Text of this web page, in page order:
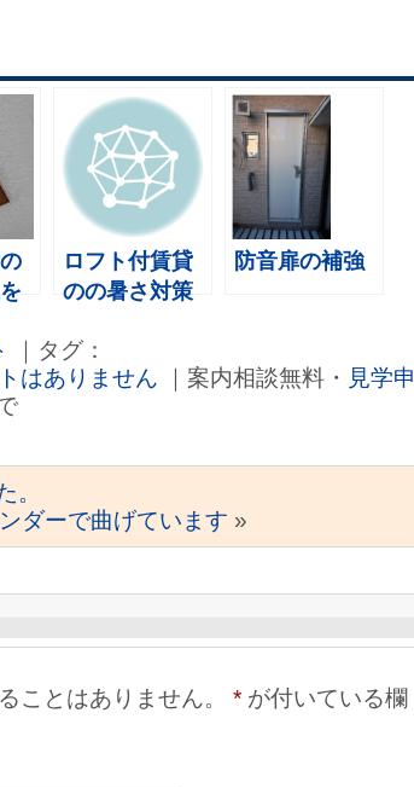
ロフト付賃貸
のの暑さ対策
った前後
防音扉の補強
｜タグ：
はありません ｜案内相談無料・ 見学申
。
ダーで曲げています »
ことはありません。 * が付いている欄